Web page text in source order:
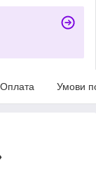
Оплата Умови